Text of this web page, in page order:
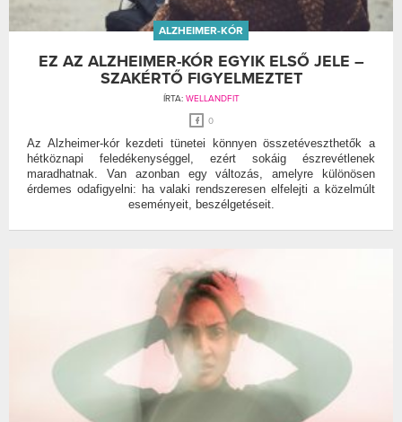
ALZHEIMER-KÓR
EZ AZ ALZHEIMER-KÓR EGYIK ELSŐ JELE –
SZAKÉRTŐ FIGYELMEZTET
ÍRTA: WELLANDFIT
0
Az Alzheimer-kór kezdeti tünetei könnyen összetéveszthetők a
hétköznapi feledékenységgel, ezért sokáig észrevétlenek
maradhatnak. Van azonban egy változás, amelyre különösen
érdemes odafigyelni: ha valaki rendszeresen elfelejti a közelmúlt
eseményeit, beszélgetéseit.